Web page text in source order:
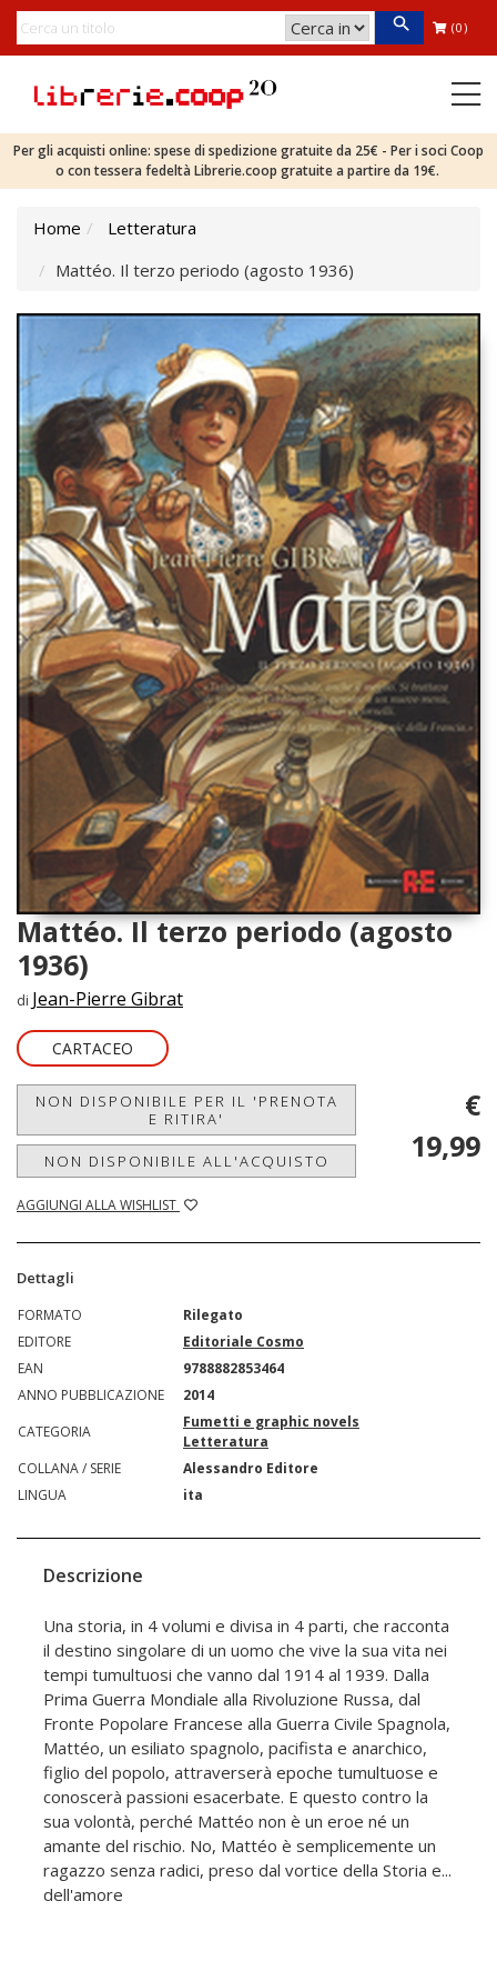
(0)
Per gli acquisti online: spese di spedizione gratuite da 25€ - Per i soci Coop
o con tessera fedeltà Librerie.coop gratuite a partire da 19€.
Home
Letteratura
Mattéo. Il terzo periodo (agosto 1936)
Mattéo. Il terzo periodo (agosto
1936)
di Jean-Pierre Gibrat
CARTACEO
NON DISPONIBILE PER IL 'PRENOTA
E RITIRA'
NON DISPONIBILE ALL'ACQUISTO
AGGIUNGI ALLA WISHLIST
€
19,99
Dettagli
FORMATO
Rilegato
EDITORE
Editoriale Cosmo
EAN
9788882853464
ANNO PUBBLICAZIONE
2014
CATEGORIA
Fumetti e graphic novels
Letteratura
COLLANA / SERIE
Alessandro Editore
LINGUA
ita
Descrizione
Una storia, in 4 volumi e divisa in 4 parti, che racconta
il destino singolare di un uomo che vive la sua vita nei
tempi tumultuosi che vanno dal 1914 al 1939. Dalla
Prima Guerra Mondiale alla Rivoluzione Russa, dal
Fronte Popolare Francese alla Guerra Civile Spagnola,
Mattéo, un esiliato spagnolo, pacifista e anarchico,
figlio del popolo, attraverserà epoche tumultuose e
conoscerà passioni esacerbate. E questo contro la
sua volontà, perché Mattéo non è un eroe né un
amante del rischio. No, Mattéo è semplicemente un
ragazzo senza radici, preso dal vortice della Storia e...
dell'amore